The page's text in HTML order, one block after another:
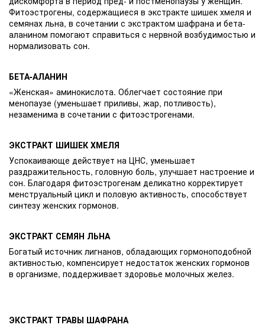
Фитоэстрогены, содержащиеся в экстракте шишек хмеля и
семянах льна, в сочетании с экстрактом шафрана и бета-
аланином помогают справиться с нервной возбудимостью и
нормализовать сон.
БЕТА-АЛАНИН
«Женская» аминокислота. Облегчает состояние при
менопаузе (уменьшает приливы, жар, потливость),
незаменима в сочетании с фитоэстрогенами.
ЭКСТРАКТ ШИШЕК ХМЕЛЯ
Успокаивающе действует на ЦНС, уменьшает
раздражительность, головную боль, улучшает настроение и
сон. Благодаря фитоэстрогенам деликатно корректирует
менструальный цикл и половую активность, способствует
синтезу женских гормонов.
ЭКСТРАКТ СЕМЯН ЛЬНА
Богатый источник лигнанов, обладающих гормоноподобной
активностью, компенсирует недостаток женских гормонов
в организме, поддерживает здоровье молочных желез.
ЭКСТРАКТ ТРАВЫ ШАФРАНА